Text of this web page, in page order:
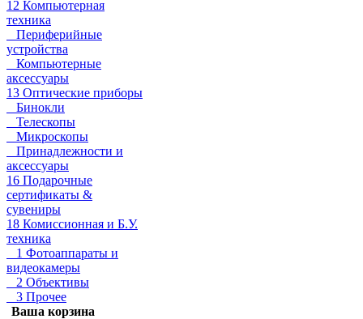
12 Компьютерная
техника
Периферийные
устройства
Компьютерные
аксессуары
13 Оптические приборы
Бинокли
Телескопы
Микроскопы
Принадлежности и
аксессуары
16 Подарочные
сертификаты &
сувениры
18 Комиссионная и Б.У.
техника
1 Фотоаппараты и
видеокамеры
2 Объективы
3 Прочее
Ваша корзина